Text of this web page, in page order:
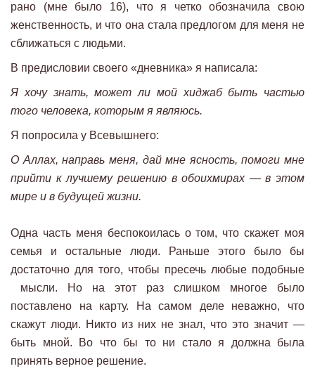
рано (мне было 16), что я четко обозначила свою
женственность, и что она стала предлогом для меня не
сближаться с людьми.
В предисловии своего «дневника» я написала:
Я хочу знать, может ли мой хиджаббыть частью
того человека, которым я являюсь.
Я попросила у Всевышнего:
О Аллах,направь меня, дай мне ясность,помоги мне
прийти клучшему решению в обоихмирах — в этом
мире и в будущей жизни.
Одна часть меня беспокоилась о том, что скажет моя
семья и остальные люди. Раньше этого было бы
достаточно для того, чтобы пресечь любые подобные
мысли. Но на этот раз слишком многое было
поставлено на карту. На самом деле неважно, что
скажут люди. Никто из них не знал, что это значит —
быть мной. Во что бы то ни стало я должна была
принять верное решение.